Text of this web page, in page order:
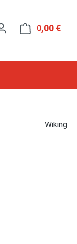
0,00 €
Wiking